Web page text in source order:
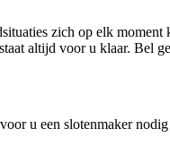
zich op elk
altijd voor u klaar. Bel
u een slotenmaker